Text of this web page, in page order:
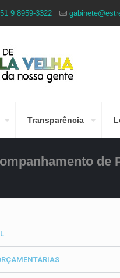
9 8959-3322
Transparência
de